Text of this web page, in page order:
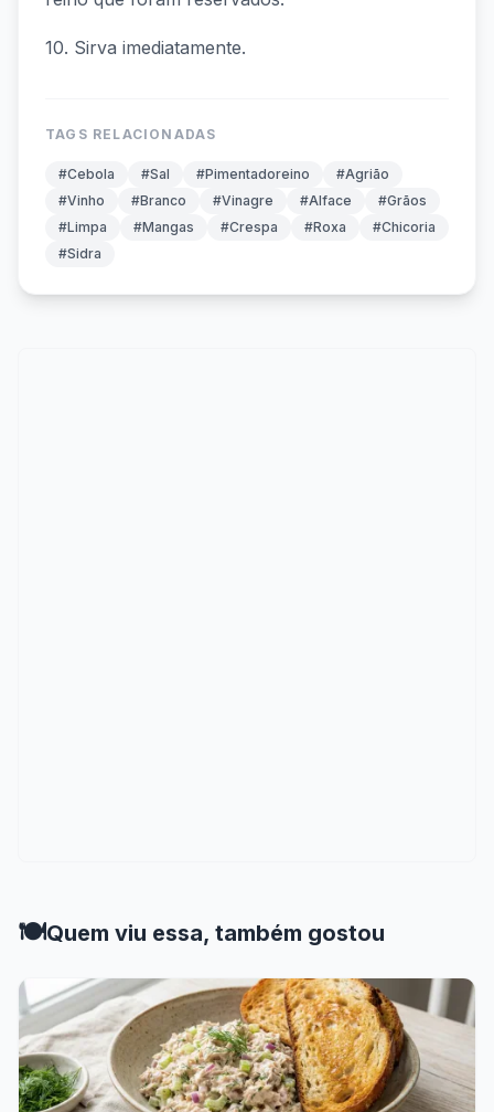
10. Sirva imediatamente.
TAGS RELACIONADAS
#Cebola #Sal #Pimentadoreino
#Agrião
#Vinho
#Branco #Vinagre #Alface
#Grãos
#Limpa
#Mangas #Crespa #Roxa
#Chicoria
#Sidra
🍽️Quem viu essa, também gostou